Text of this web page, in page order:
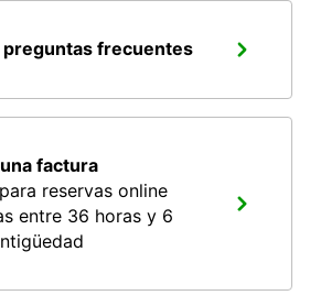
preguntas frecuentes
factura
reservas online
entre 36 horas y 6